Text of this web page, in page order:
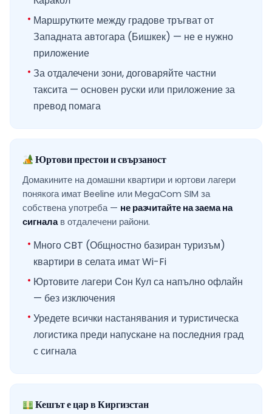
Маршрутките между градове тръгват от
Западната автогара (Бишкек) — не е нужно
приложение
За отдалечени зони, договаряйте частни
таксита — основен руски или приложение за
превод помага
Юртови престои и свързаност
Домакините на домашни квартири и юртови лагери
понякога имат Beeline или MegaCom SIM за
собствена употреба — не разчитайте на заема на
сигналав отдалечени райони.
Много CBT (Общностно базиран туризъм)
квартири в селата имат Wi-Fi
Юртовите лагери Сон Кул са напълно офлайн
— без изключения
Уредете всички настанявания и туристическа
логистика преди напускане на последния град
с сигнала
Кешът е цар в Киргизстан